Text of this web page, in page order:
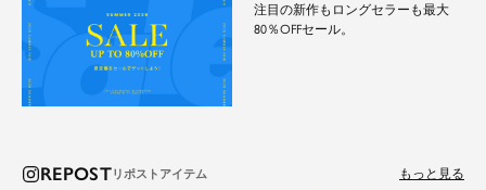
注目の新作もロングセラーも最大
80％OFFセール。
REPOST もっと見る